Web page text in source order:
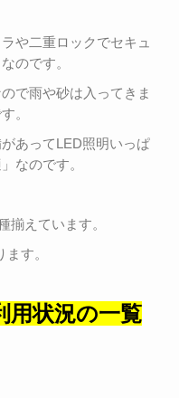
や二重ロックでセキュ
のです。
で雨や砂は入ってきま
。
あってLED照明いっぱ
なのです。
揃えています。
す。
用状況の一覧